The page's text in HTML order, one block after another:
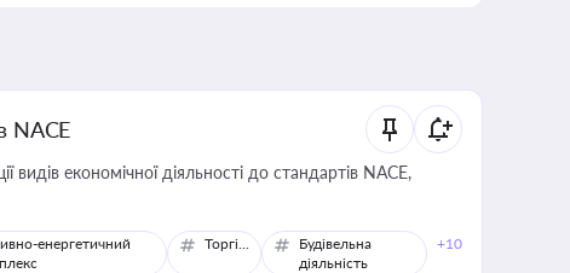
NACE
видів економічної діяльності до стандартів NACE,
енергетичний
Торгівля
Будівельна
діяльність
+10